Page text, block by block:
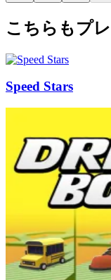
こちらもプ
Speed Stars